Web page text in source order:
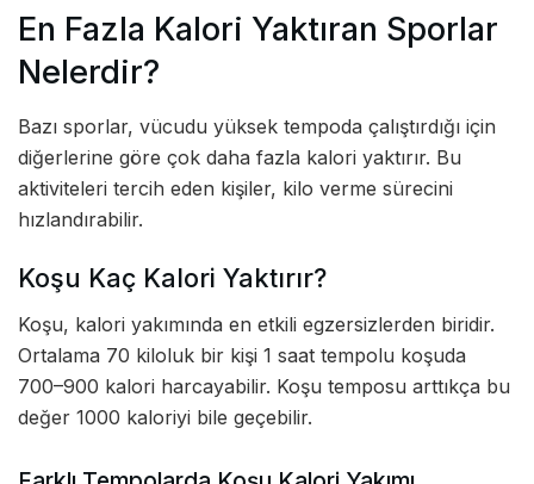
En Fazla Kalori Yaktıran Sporlar
Nelerdir?
Bazı sporlar, vücudu yüksek tempoda çalıştırdığı için
diğerlerine göre çok daha fazla kalori yaktırır. Bu
aktiviteleri tercih eden kişiler, kilo verme sürecini
hızlandırabilir.
Koşu Kaç Kalori Yaktırır?
Koşu, kalori yakımında en etkili egzersizlerden biridir.
Ortalama 70 kiloluk bir kişi 1 saat tempolu koşuda
700–900 kalori harcayabilir. Koşu temposu arttıkça bu
değer 1000 kaloriyi bile geçebilir.